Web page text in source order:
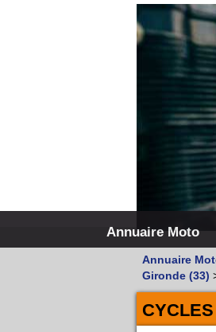
Annuaire Moto
Annuaire
Gironde (33)